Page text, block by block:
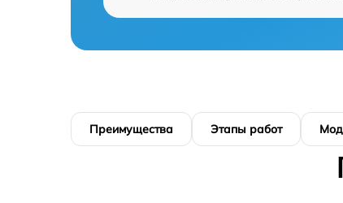
Преимущества Этапы работ